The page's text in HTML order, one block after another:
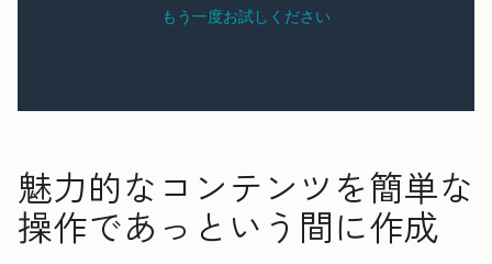
魅力的なコンテンツを簡単な
操作であっという間に作成